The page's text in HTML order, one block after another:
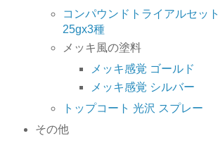
コンパウンドトライアルセット
25gx3種
メッキ風の塗料
メッキ感覚 ゴールド
メッキ感覚 シルバー
トップコート 光沢 スプレー
その他